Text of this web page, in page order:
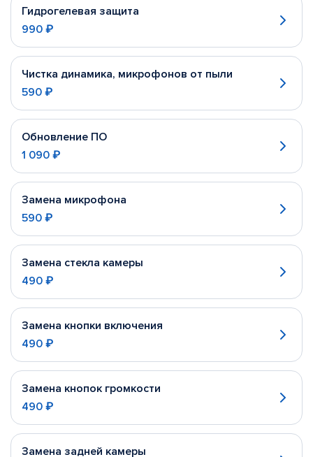
Гидрогелевая защита
990 ₽
Чистка динамика, микрофонов от пыли
590 ₽
Обновление ПО
1 090 ₽
Замена микрофона
590 ₽
Замена стекла камеры
490 ₽
Замена кнопки включения
490 ₽
Замена кнопок громкости
490 ₽
Замена задней камеры